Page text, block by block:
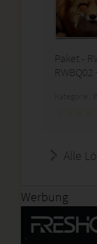
Paket -
RWBQ02
Alle
Werbung